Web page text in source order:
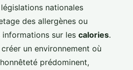
nationales
des allergènes ou
informations sur les calories.
un environnement où
prédominent,